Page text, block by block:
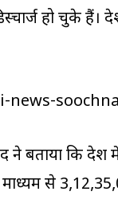
हो चुके हैं।
ने बताया कि
से